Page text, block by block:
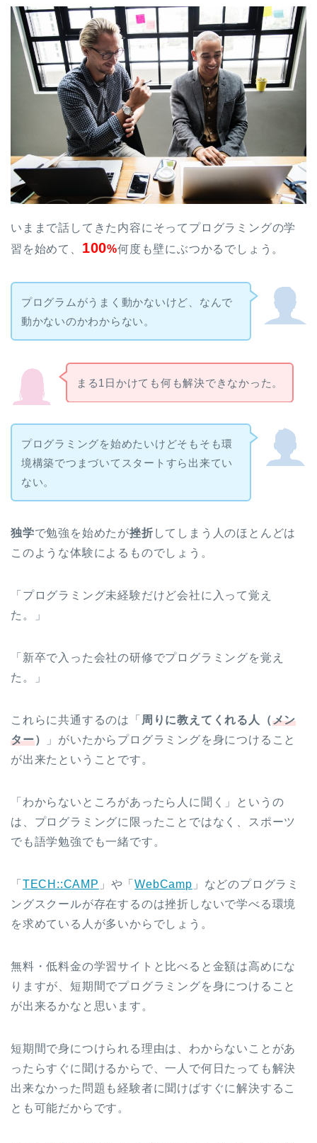
いままで話してきた内容にそってプログラミングの学
習を始めて、 100%何度も壁にぶつかるでしょう。
プログラムがうまく動かないけど、なんで
動かないのかわからない。
まる1日かけても何も解決できなかった。
プログラミングを始めたいけどそもそも環
境構築でつまづいてスタートすら出来てい
ない。
独学で勉強を始めたが挫折 してしまう人のほとんどは
このような体験によるものでしょう。
「プログラミング未経験だけど会社に入って覚え
た。」
「新卒で入った会社の研修でプログラミングを覚え
た。」
これらに共通するのは「 周りに教えてくれる人（メン
ター）
」がいたからプログラミングを身につけること
が出来たということです。
「わからないところがあったら人に聞く」というの
は、プログラミングに限ったことではなく、スポーツ
でも語学勉強でも一緒です。
「 TECH::CAMP 」や「WebCamp 」などのプログラミ
ングスクールが存在するのは挫折しないで学べる環境
を求めている人が多いからでしょう。
無料・低料金の学習サイトと比べると金額は高めにな
りますが、短期間でプログラミングを身につけること
が出来るかなと思います。
短期間で身につけられる理由は、わからないことがあ
ったらすぐに聞けるからで、一人で何日たっても解決
出来なかった問題も経験者に聞けばすぐに解決するこ
とも可能だからです。